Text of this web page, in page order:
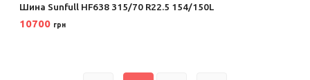
Шина Sunfull HF638 315/70 R22.5 154/150L
10700 грн